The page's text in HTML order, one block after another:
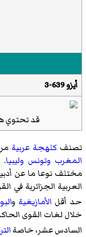
أيزو 639-3
قد تحتوي
تصنف كلهجة عربية
المغرب وتونس وليبيا.
مختلف نوعا ما عن
العربية الجزائرية في
حد أقل الأمازيغية و
خلال لغات القوى
السادس عشر، خاصة